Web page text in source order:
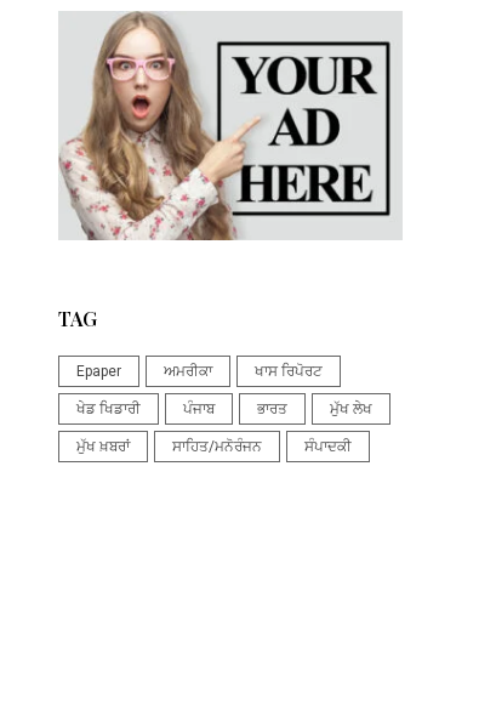
TAG
Epaper ਅਮਰੀਕਾ ਖਾਸ ਰਿਪੋਰਟ
ਖੇਡ ਖਿਡਾਰੀ ਪੰਜਾਬ ਭਾਰਤ ਮੁੱਖ ਲੇਖ
ਮੁੱਖ ਖ਼ਬਰਾਂ ਸਾਹਿਤ/ਮਨੋਰੰਜਨ ਸੰਪਾਦਕੀ